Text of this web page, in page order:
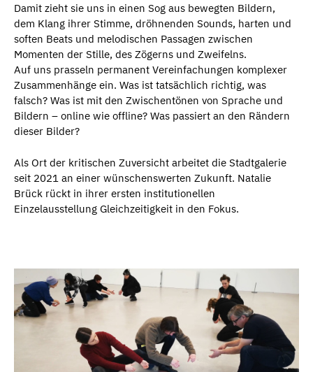
Damit zieht sie uns in einen Sog aus bewegten Bildern,
dem Klang ihrer Stimme, dröhnenden Sounds, harten und
soften Beats und melodischen Passagen zwischen
Momenten der Stille, des Zögerns und Zweifelns.
Auf uns prasseln permanent Vereinfachungen komplexer
Zusammenhänge ein. Was ist tatsächlich richtig, was
falsch? Was ist mit den Zwischentönen von Sprache und
Bildern – online wie offline? Was passiert an den Rändern
dieser Bilder?
Als Ort der kritischen Zuversicht arbeitet die Stadtgalerie
seit 2021 an einer wünschenswerten Zukunft. Natalie
Brück rückt in ihrer ersten institutionellen
Einzelausstellung Gleichzeitigkeit in den Fokus.